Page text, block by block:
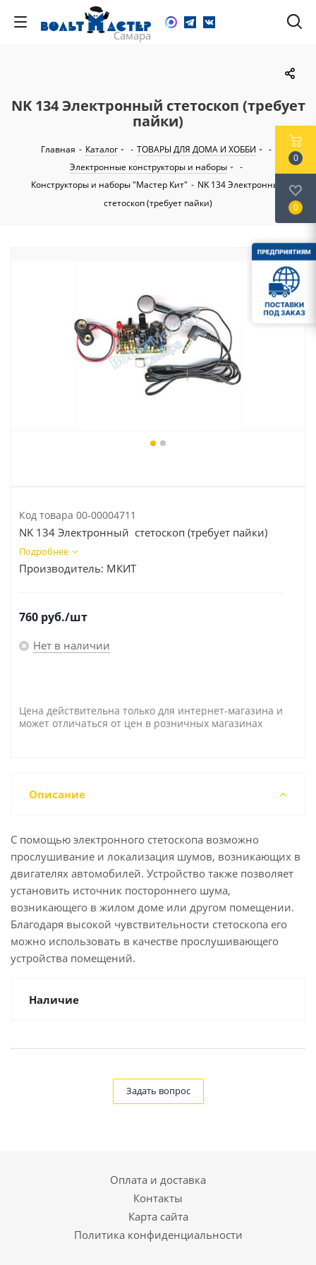
NK 134 Электронный стетоскоп (требует
пайки)
Главная - Каталог - ТОВАРЫ ДЛЯ ДОМА И ХОББИ
-
Электронные конструкторы и наборы
-
Конструкторы и наборы "Мастер Кит" - NK 134 Электронный
стетоскоп (требует пайки)
Код товара 00-00004711
NK 134 Электронный стетоскоп (требует пайки)
Подробнее
Производитель: МКИТ
760 руб./шт
Нет в наличии
Цена действительна только для интернет-магазина и
может отличаться от цен в розничных магазинах
Описание
С помощью электронного стетоскопа возможно
прослушивание и локализация шумов, возникающих в
двигателях автомобилей. Устройство также позволяет
установить источник постороннего шума,
возникающего в жилом доме или другом помещении.
Благодаря высокой чувствительности стетоскопа его
можно использовать в качестве прослушивающего
устройства помещений.
Наличие
Задать вопрос
Оплата и доставка
Контакты
Карта сайта
Политика конфиденциальности
0
0